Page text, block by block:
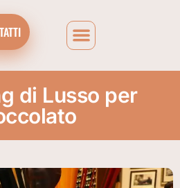
di Lusso per